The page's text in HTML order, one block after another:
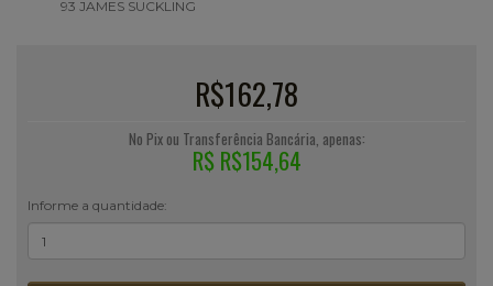
93 JAMES SUCKLING
R$162,78
No Pix ou Transferência Bancária, apenas:
R$ R$154,64
Informe a quantidade: